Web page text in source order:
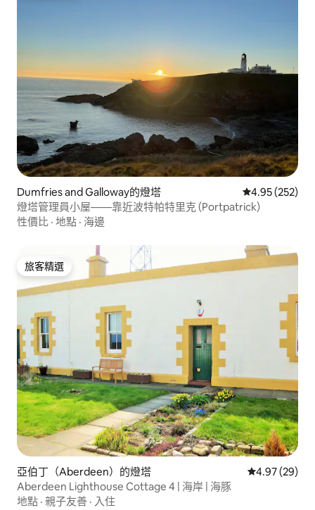
Dumfries and Galloway的燈塔 從 252 則評價
4.95 (252)
燈塔管理員小屋——靠近波特帕特里克 (Portpatrick)
性價比 · 地點 · 海邊
旅客精選
旅客精選
亞伯丁（Aberdeen）的燈塔 從 29 則評價
4.97 (29)
Aberdeen Lighthouse Cottage 4 | 海岸 | 海豚
地點 · 親子友善 · 入住